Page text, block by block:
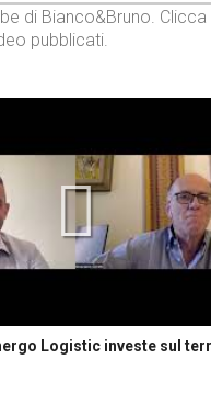
di Bianco&Bruno. Clicca
pubblicati.
Logistic investe sul